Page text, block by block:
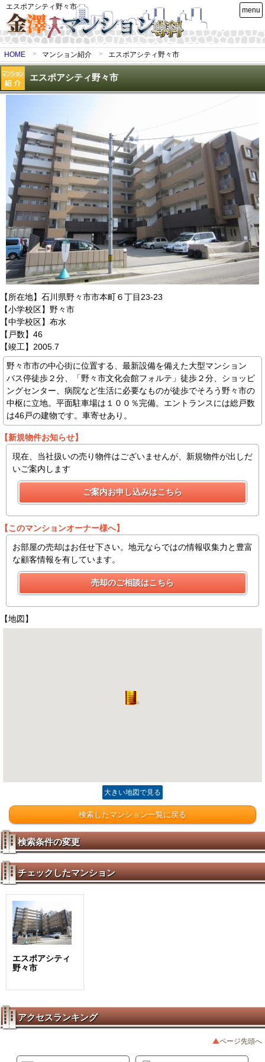
エスポアシティ野々市
HOME マンション紹介 エスポアシティ野々市
エスポアシティ野々市
【所在地】石川県野々市市本町６丁目23-23
【小学校区】野々市
【中学校区】布水
【戸数】46
【竣工】2005.7
野々市市の中心街に位置する、最新設備を備えた大型マンション
バス停徒歩２分、「野々市文化会館フォルテ」徒歩２分、ショッピ
ングセンター、病院など生活に必要なものが徒歩でそろう野々市の
中枢に立地。平面駐車場は１００％完備。エントランスには総戸数
は46戸の建物です。車寄せあり。
【新規物件お知らせ】
現在、当社扱いの売り物件はございませんが、新規物件が出しだ
いご案内します
【このマンションオーナー様へ】
お部屋の売却はお任せ下さい。地元ならではの情報収集力と豊富
な顧客情報を有しています。
【地図】
大きい地図で見る
検索したマンション一覧に戻る
検索条件の変更
チェックしたマンション
エスポアシティ
野々市
アクセスランキング
menu
ページ先頭へ